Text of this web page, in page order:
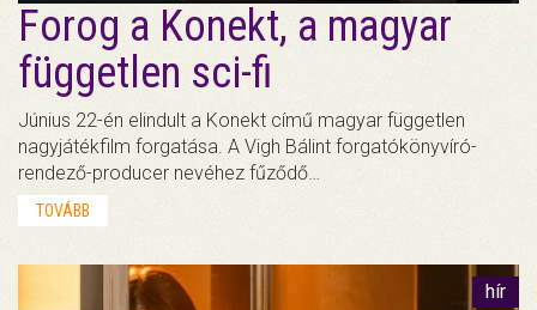
Forog a Konekt, a magyar
független sci-fi
Június 22-én elindult a Konekt című magyar független
nagyjátékfilm forgatása. A Vigh Bálint forgatókönyvíró-
rendező-producer nevéhez fűződő…
TOVÁBB
hír